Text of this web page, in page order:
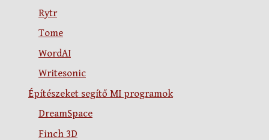
Rytr
Tome
WordAI
Writesonic
Építészeket segítő MI programok
DreamSpace
Finch 3D